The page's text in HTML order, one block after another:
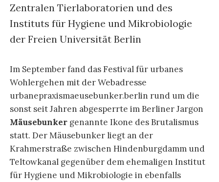
Zentralen Tierlaboratorien und des
Instituts für Hygiene und Mikrobiologie
der Freien Universität Berlin
Im September fand das Festival für urbanes
Wohlergehen mit der Webadresse
urbanepraxismaeusebunker.berlin rund um die
sonst seit Jahren abgesperrte im Berliner Jargon
Mäusebunker genannte Ikone des Brutalismus
statt. Der Mäusebunker liegt an der
Krahmerstraße zwischen Hindenburgdamm und
Teltowkanal gegenüber dem ehemaligen Institut
für Hygiene und Mikrobiologie in ebenfalls